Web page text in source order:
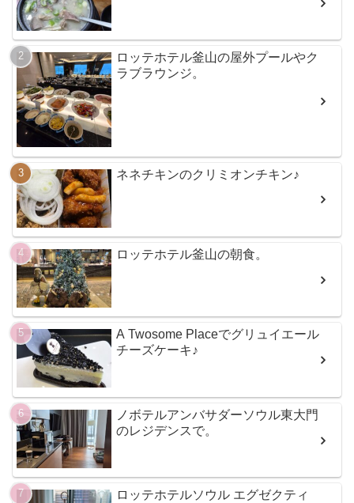
ロッテホテル釜山の屋外プールやク
ラブラウンジ。
ネネチキンのクリミオンチキン♪
ロッテホテル釜山の朝食。
A Twosome Placeでグリュイエール
チーズケーキ♪
ノボテルアンバサダーソウル東大門
のレジデンスで。
ロッテホテルソウル エグゼクティ